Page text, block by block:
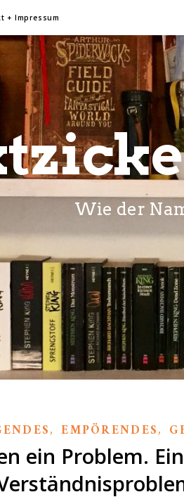
+ Impressum
Wie der
,EMPÖRENDES,
ein Problem.